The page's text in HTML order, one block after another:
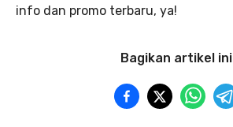
info dan promo terbaru, ya!
Bagikan artikel ini